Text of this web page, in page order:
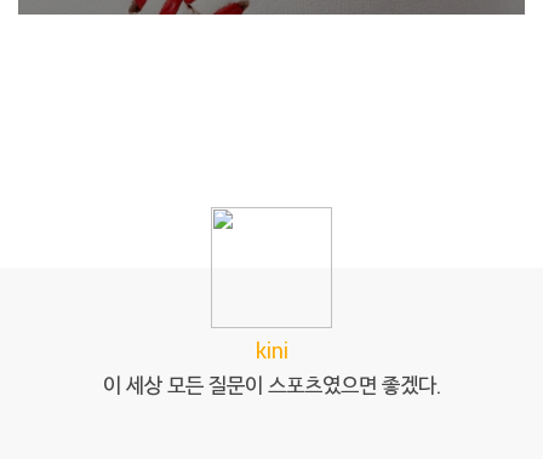
kini
이 세상 모든 질문이 스포츠였으면 좋겠다.